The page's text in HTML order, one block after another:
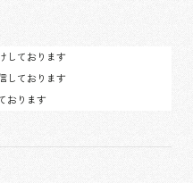
しております
しております
おります